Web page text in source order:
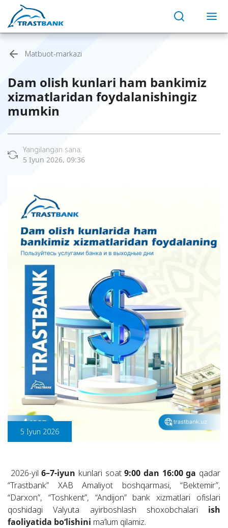
Matbuot-markazi
Dam olish kunlari ham bankimiz
xizmatlaridan foydalanishingiz
mumkin
Yangilangan sana:
5 Iyun 2026, 09:36
5 Iyun 2026
2026-yil6–7-iyun kunlari soat9:00 dan 16:00 ga qadar
“Trastbank” XAB Amaliyot boshqarmasi, “Bektemir”,
“Darxon”, “Toshkent”, “Andijon” bank xizmatlari ofislari
qoshidagi Valyuta ayirboshlash shoxobchalari ish
faoliyatida bo‘lishini ma’lum qilamiz.